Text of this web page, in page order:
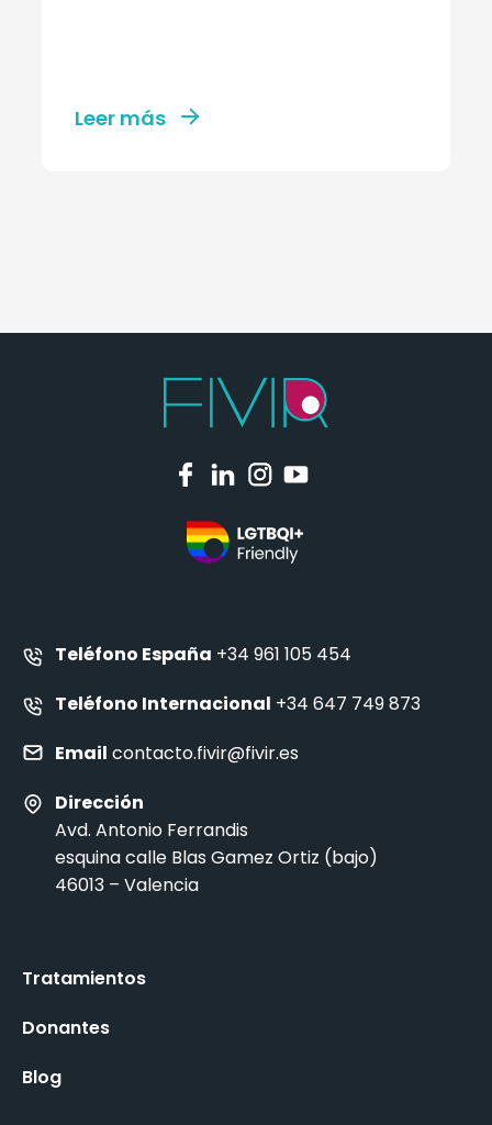
Leer más
Teléfono España +34 961 105 454
Teléfono Internacional +34 647 749 873
Email contacto.fivir@fivir.es
Dirección
Avd. Antonio Ferrandis
esquina calle Blas Gamez Ortiz (bajo)
46013 – Valencia
Tratamientos
Donantes
Blog